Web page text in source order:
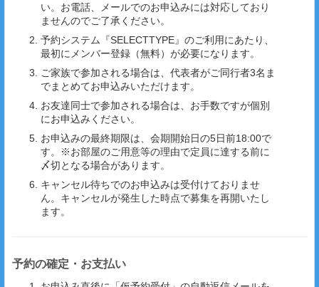
い。お電話、メールでのお申込みには対応しており
ませんのでご了承ください。
予約システム『SELECTTYPE』のご利用にあたり、
最初にメンバー登録（無料）が必要になります。
ご家族で参加される場合は、代表者がご同行者3名ま
でまとめてお申込みいただけます。
お友達同士で参加される場合は、お手数ですが個別
にお申込みください。
お申込みの最終期限は、会期開始日の5日前18:00で
す。※お部屋のご用意等の理由で定員に達する前に
〆切となる場合があります。
キャンセル待ちでのお申込みは受付けておりませ
ん。キャンセルが発生した時点で募集を再開いたし
ます。
予約の確定・お支払い